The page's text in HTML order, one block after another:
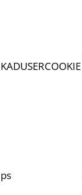
KADUSERCOOKIE
ps